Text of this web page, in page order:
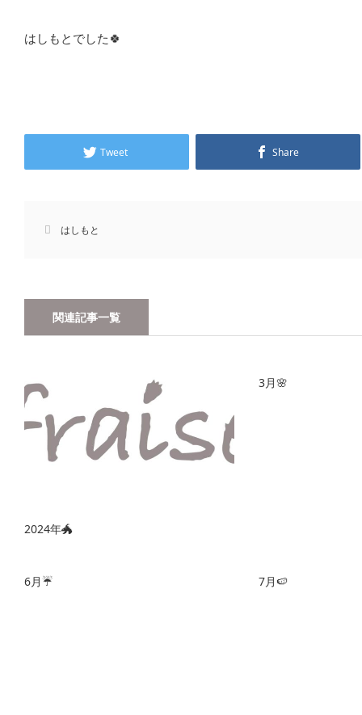
はしもとでした🍀
Tweet Share
はしもと
関連記事一覧
2024年🐲
3月🌸
6月☔️ 7月🍉